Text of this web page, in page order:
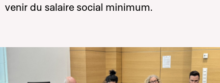
venir du salaire social minimum.